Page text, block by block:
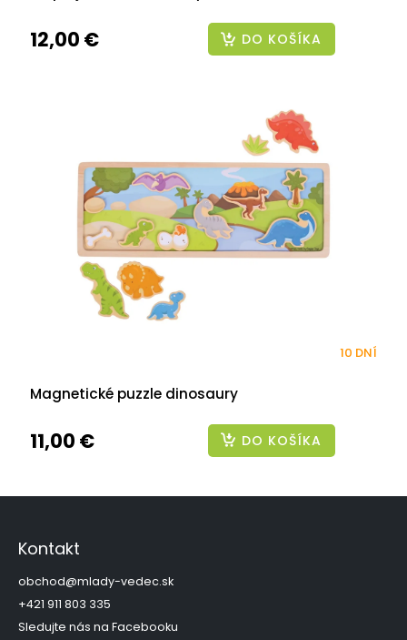
12,00 € DO KOŠÍKA
Magnetické puzzle dinosaury
10 DNÍ
11,00 € DO KOŠÍKA
Z
Kontakt
obchod@mlady-vedec.sk
+421 911 803 335
Sledujte nás na Facebooku